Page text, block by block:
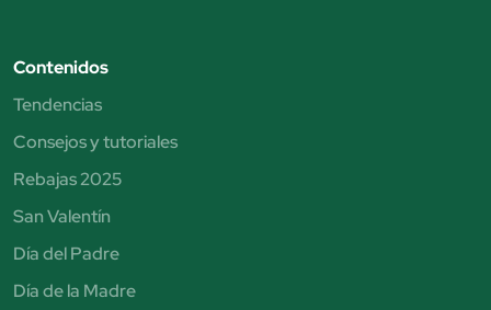
Contenidos
Tendencias
Consejos y tutoriales
Rebajas 2025
San Valentín
Día del Padre
Día de la Madre